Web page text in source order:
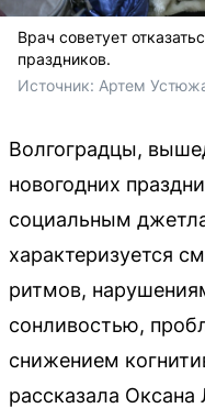
Врач советует
праздников.
Источник: Артем
Волгоградцы,
новогодних
социальным
характеризуется
ритмов,
сонливостью,
снижением
рассказала